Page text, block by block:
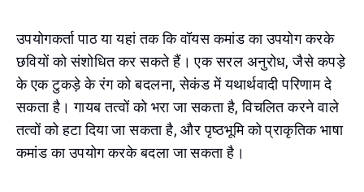
उपयोगकर्ता पाठ या यहां तक कि वॉयस कमांड का उपयोग करके
छवियों को संशोधित कर सकते हैं। एक सरल अनुरोध, जैसे कपड़े
के एक टुकड़े के रंग को बदलना, सेकंड में यथार्थवादी परिणाम दे
सकता है। गायब तत्वों को भरा जा सकता है, विचलित करने वाले
तत्वों को हटा दिया जा सकता है, और पृष्ठभूमि को प्राकृतिक भाषा
कमांड का उपयोग करके बदला जा सकता है।